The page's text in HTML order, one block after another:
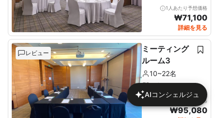
1人あたり予想価格
₩71,100
詳細を見る
レビュー
ミーティング
ルーム3
10~22名
5件のレイアウト
1人あたり予想価格
₩95,080
AIコンシェルジュ